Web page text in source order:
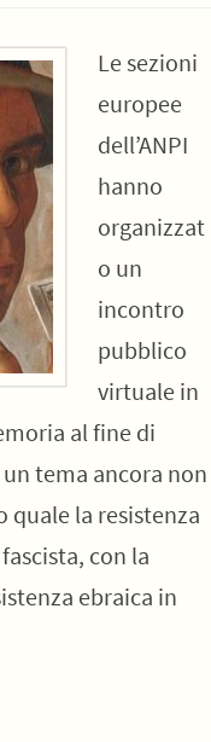
Le sezioni
europee
dell’ANPI
hanno
organizzat
o un
incontro
pubblico
virtuale in
al fine di
tema ancora non
la resistenza
con la
ebraica in